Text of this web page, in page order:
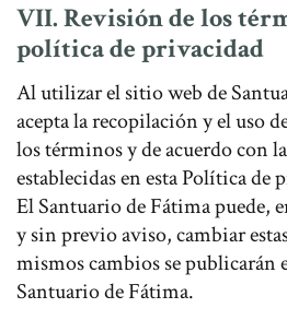
VII. Revisión de los
política de privacidad
Al utilizar el sitio web de
acepta la recopilación y el uso
los términos y de acuerdo con
establecidas en esta Política de
El Santuario de Fátima puede,
y sin previo aviso, cambiar
mismos cambios se publicarán
Santuario de Fátima.